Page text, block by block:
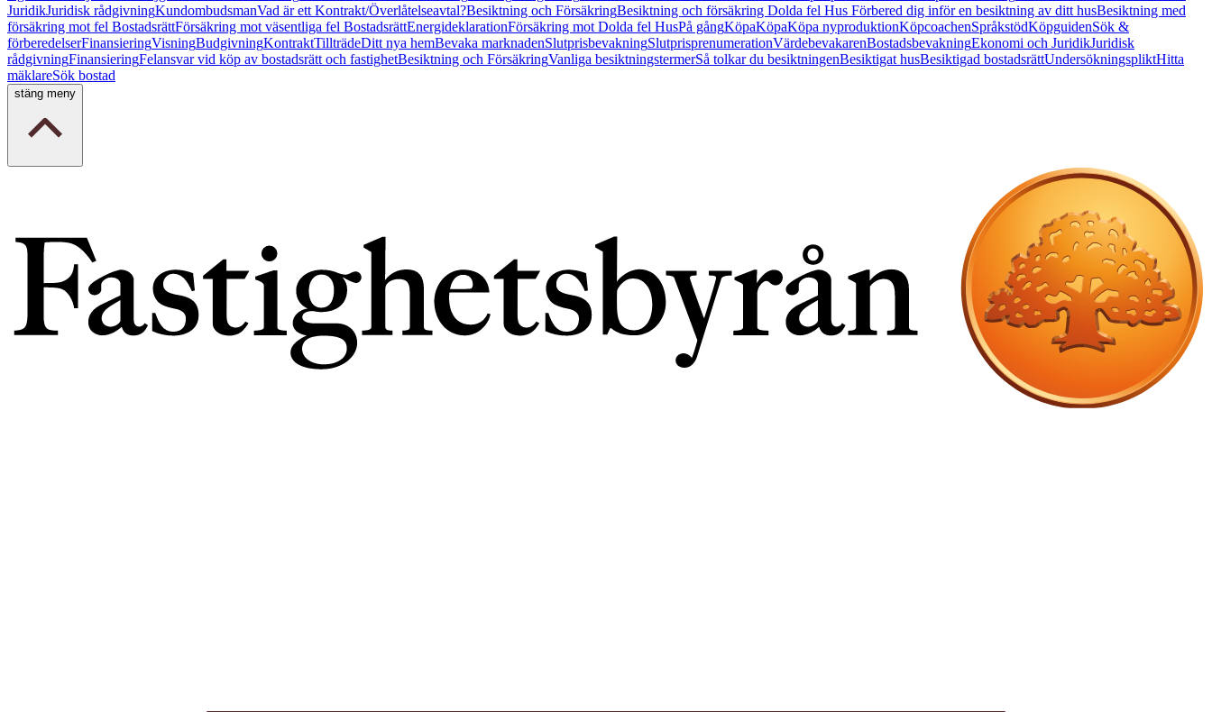
JuridikJuridisk rådgivningKundombudsmanVad är ett Kontrakt/Överlåtelseavtal?Besiktning och FörsäkringBesiktning och försäkring Dolda fel Hus Förbered dig inför en besiktning av ditt husBesiktning med
försäkring mot fel BostadsrättFörsäkring mot väsentliga fel BostadsrättEnergideklarationFörsäkring mot Dolda fel HusPå gångKöpaKöpaKöpa nyproduktionKöpcoachenSpråkstödKöpguidenSök &
förberedelserFinansieringVisningBudgivningKontraktTillträdeDitt nya hemBevaka marknadenSlutprisbevakningSlutprisprenumerationVärdebevakarenBostadsbevakningEkonomi och JuridikJuridisk
rådgivningFinansieringFelansvar vid köp av bostadsrätt och fastighetBesiktning och FörsäkringVanliga besiktningstermerSå tolkar du besiktningenBesiktigat husBesiktigad bostadsrättUndersökningspliktHitta
mäklareSök bostad
stäng meny